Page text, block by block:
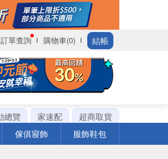
訂單查詢 購物車(0) 結帳
總覽 家速配
超商取貨
傢俱寢飾 服飾鞋包